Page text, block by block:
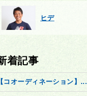
ヒデ
着記事
コオーディネーション】...